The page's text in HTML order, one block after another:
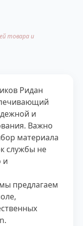
товара и
Ридан
и
Важно
материала
службы не
и
предлагаем